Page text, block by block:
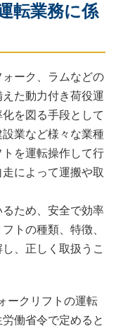
転業務に係
ーク、ラムなどの
た動力付き荷役運
を図る手段として
業など様々な業種
を運転操作して行
によって運搬や取
ため、安全で効率
トの種類、特徴、
、正しく取扱うこ
ークリフトの運転
働省令で定めると